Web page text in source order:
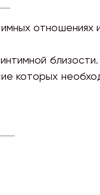
отношениях
близости.
которых